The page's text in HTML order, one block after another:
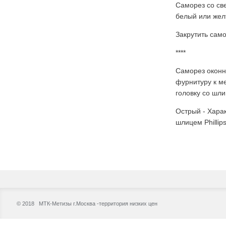
Саморез со
белый или
Закрутить
****
Саморез
фурнитуру к
головку со
Острый -
шлицем
© 2018 МТК-Метизы г.Москва -территория низких цен